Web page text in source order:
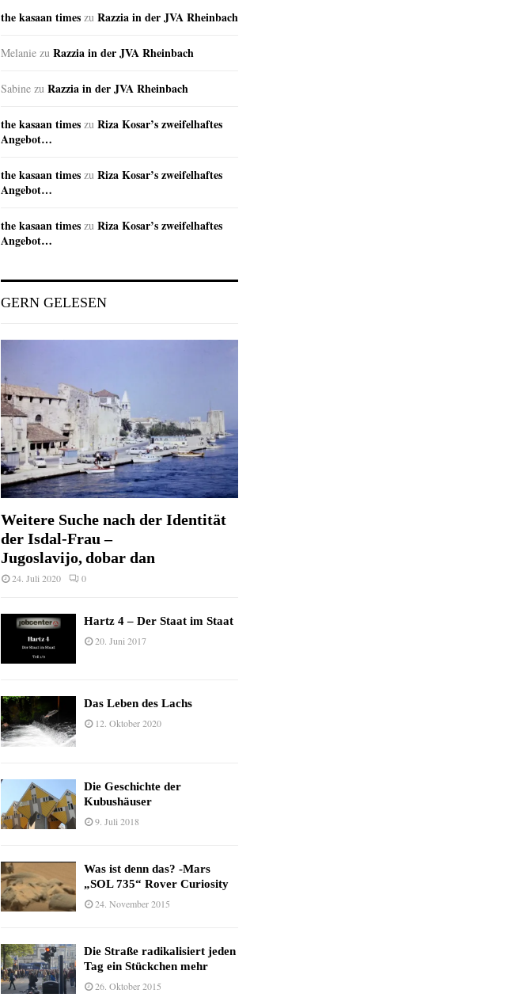
the kasaan times zu Razzia in der JVA Rheinbach
Melanie zu Razzia in der JVA Rheinbach
Sabine zu Razzia in der JVA Rheinbach
the kasaan times zu Riza Kosar’s zweifelhaftes
Angebot…
the kasaan times zu Riza Kosar’s zweifelhaftes
Angebot…
the kasaan times zu Riza Kosar’s zweifelhaftes
Angebot…
GERN GELESEN
Weitere Suche nach der Identität
der Isdal-Frau –
Jugoslavijo, dobar dan
24. Juli 2020 0
Hartz 4 – Der Staat im Staat
20. Juni 2017
Das Leben des Lachs
12. Oktober 2020
Die Geschichte der
Kubushäuser
9. Juli 2018
Was ist denn das? -Mars
„SOL 735“ Rover Curiosity
24. November 2015
Die Straße radikalisiert jeden
Tag ein Stückchen mehr
26. Oktober 2015